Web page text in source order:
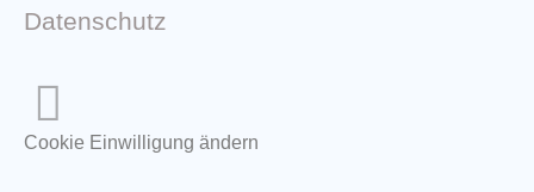
Datenschutz
Cookie Einwilligung ändern